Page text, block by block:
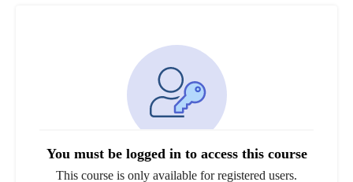
You must be logged in to access this course
This course is only available for registered users.